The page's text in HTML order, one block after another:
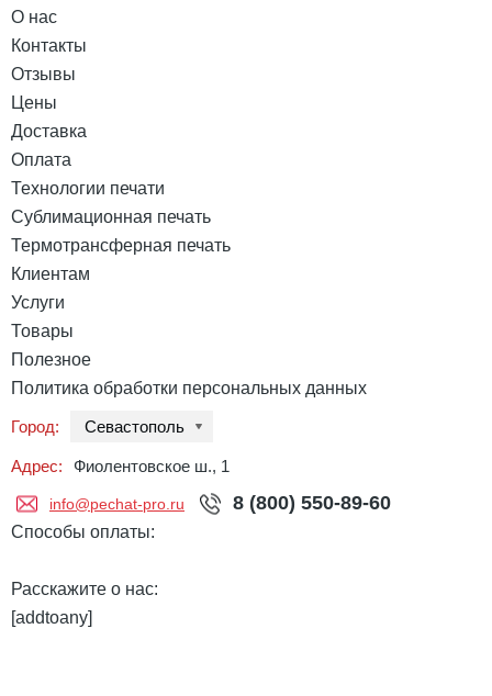
О нас
Контакты
Отзывы
Цены
Доставка
Оплата
Технологии печати
Сублимационная печать
Термотрансферная печать
Клиентам
Услуги
Товары
Полезное
Политика обработки персональных данных
Город: Севастополь
Адрес: Фиолентовское ш., 1
info@pechat-pro.ru 8 (800) 550-89-60
Способы оплаты:
Расскажите о нас:
[addtoany]